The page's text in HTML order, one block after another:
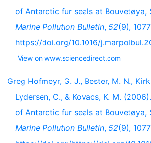
of Antarctic fur seals at Bouvetøya,
Marine Pollution Bulletin, 52(9),
https://doi.org/10.1016/
View on www.sciencedirect.com
Greg Hofmeyr, G. J., Bester, M. N.,
Lydersen, C., & Kovacs, K. M.
of Antarctic fur seals at Bouvetøya,
Marine Pollution Bulletin, 52(9),